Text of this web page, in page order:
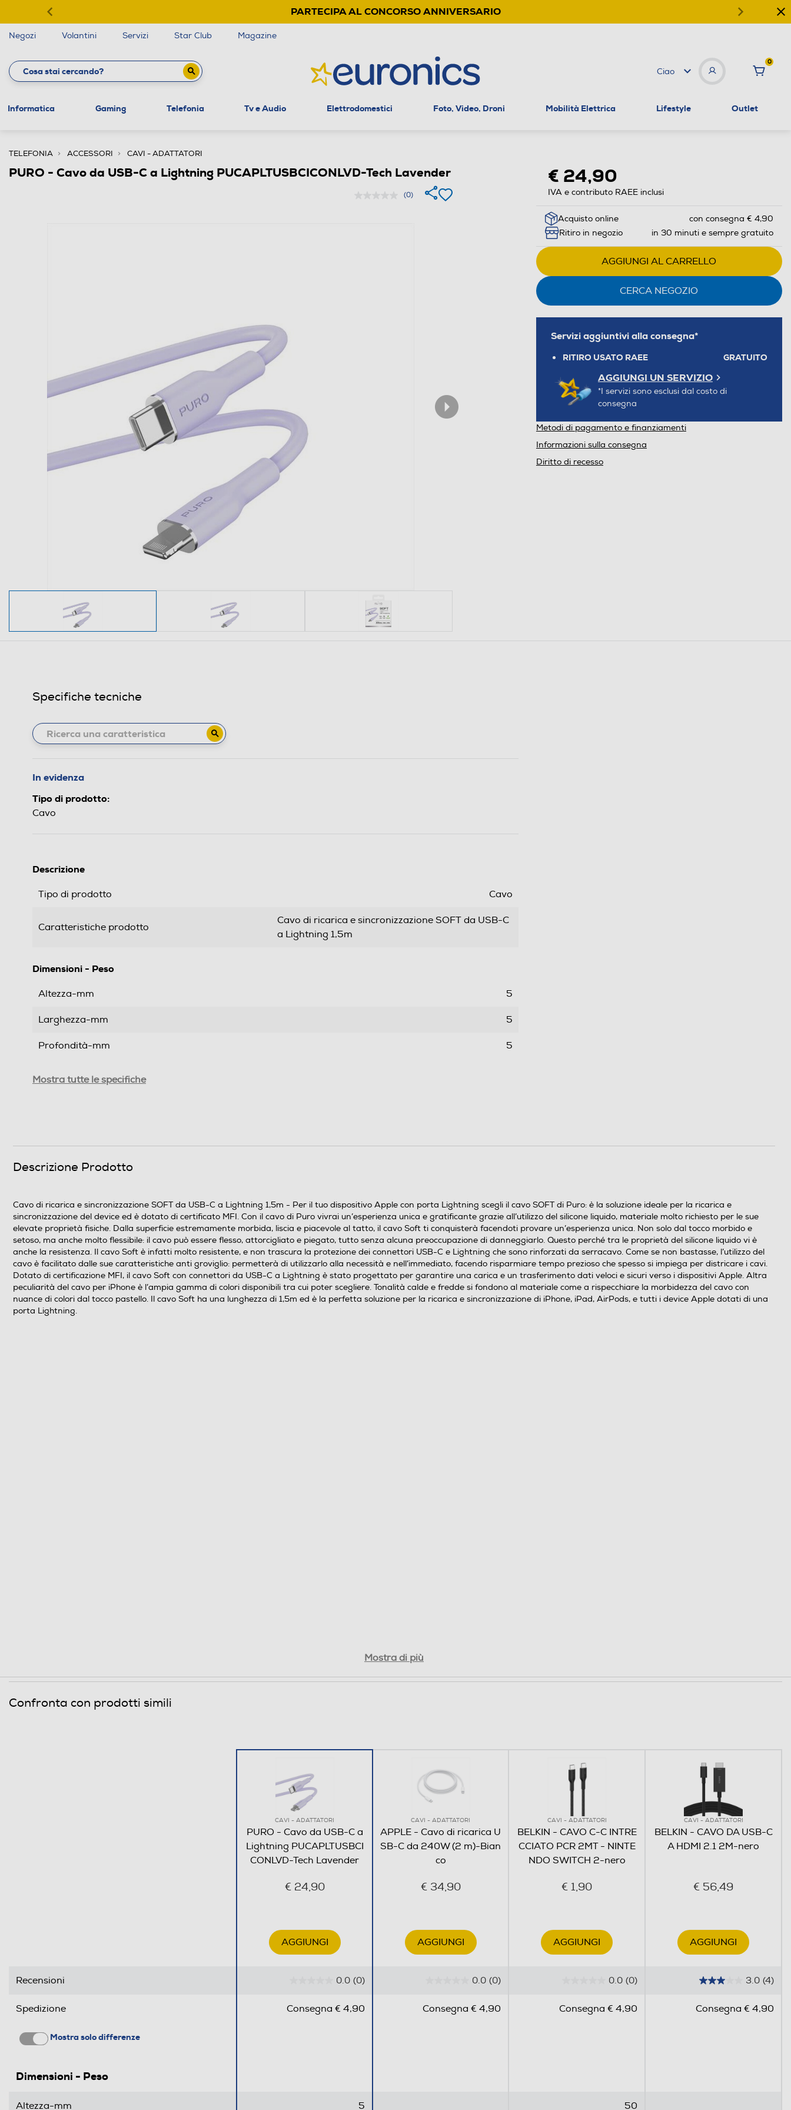
PARTECIPA AL CONCORSO ANNIVERSARIO
Negozi Volantini Servizi Star Club Magazine
Ciao
0
Informatica Gaming Telefonia Tv e Audio Elettrodomestici Foto, Video, Droni Mobilità Elettrica Lifestyle Outlet
TELEFONIA ACCESSORI CAVI - ADATTATORI
PURO - Cavo da USB-C a Lightning PUCAPLTUSBCICONLVD-Tech Lavender
(0)
€ 24,90
IVA e contributo RAEE inclusi
Acquisto online
con consegna € 4,90
Ritiro in negozio
in 30 minuti e sempre gratuito
AGGIUNGI AL CARRELLO
CERCA NEGOZIO
Servizi aggiuntivi alla consegna*
RITIRO USATO RAEE GRATUITO
AGGIUNGI UN SERVIZIO
*I servizi sono esclusi dal costo di
consegna
Metodi di pagamento e finanziamenti
Informazioni sulla consegna
Diritto di recesso
Specifiche tecniche
In evidenza
Tipo di prodotto:
Cavo
Descrizione
Tipo di prodotto Cavo
Caratteristiche prodotto
Cavo di ricarica e sincronizzazione SOFT da USB-C
a Lightning 1,5m
Dimensioni - Peso
Altezza-mm 5
Larghezza-mm 5
Profondità-mm 5
Mostra tutte le specifiche
Descrizione Prodotto
Cavo di ricarica e sincronizzazione SOFT da USB-C a Lightning 1,5m - Per il tuo dispositivo Apple con porta Lightning scegli il cavo SOFT di Puro: è la soluzione ideale per la ricarica e
sincronizzazione del device ed è dotato di certificato MFI. Con il cavo di Puro vivrai un’esperienza unica e gratificante grazie all’utilizzo del silicone liquido, materiale molto richiesto per le sue
elevate proprietà fisiche. Dalla superficie estremamente morbida, liscia e piacevole al tatto, il cavo Soft ti conquisterà facendoti provare un’esperienza unica. Non solo dal tocco morbido e
setoso, ma anche molto flessibile: il cavo può essere flesso, attorcigliato e piegato, tutto senza alcuna preoccupazione di danneggiarlo. Questo perché tra le proprietà del silicone liquido vi è
anche la resistenza. Il cavo Soft è infatti molto resistente, e non trascura la protezione dei connettori USB-C e Lightning che sono rinforzati da serracavo. Come se non bastasse, l’utilizzo del
cavo è facilitato dalle sue caratteristiche anti groviglio: permetterà di utilizzarlo alla necessità e nell’immediato, facendo risparmiare tempo prezioso che spesso si impiega per districare i cavi.
Dotato di certificazione MFI, il cavo Soft con connettori da USB-C a Lightning è stato progettato per garantire una carica e un trasferimento dati veloci e sicuri verso i dispositivi Apple. Altra
peculiarità del cavo per iPhone è l’ampia gamma di colori disponibili tra cui poter scegliere. Tonalità calde e fredde si fondono al materiale come a rispecchiare la morbidezza del cavo con
nuance di colori dal tocco pastello. Il cavo Soft ha una lunghezza di 1,5m ed è la perfetta soluzione per la ricarica e sincronizzazione di iPhone, iPad, AirPods, e tutti i device Apple dotati di una
porta Lightning.
Mostra di più
Confronta con prodotti simili
CAVI - ADATTATORI
PURO - Cavo da USB-C a
Lightning PUCAPLTUSBCI
CONLVD-Tech Lavender
€ 24,90
AGGIUNGI
CAVI - ADATTATORI
APPLE - Cavo di ricarica U
SB-C da 240W (2 m)-Bian
co
€ 34,90
AGGIUNGI
CAVI - ADATTATORI
BELKIN - CAVO C-C INTRE
CCIATO PCR 2MT - NINTE
NDO SWITCH 2-nero
€ 1,90
AGGIUNGI
CAVI - ADATTATORI
BELKIN - CAVO DA USB-C
A HDMI 2.1 2M-nero
€ 56,49
AGGIUNGI
Recensioni 0.0 (0) 0.0 (0) 0.0 (0) 3.0 (4)
Spedizione Consegna € 4,90 Consegna € 4,90 Consegna € 4,90 Consegna € 4,90
Mostra solo differenze
Dimensioni - Peso
Altezza-mm 5 50